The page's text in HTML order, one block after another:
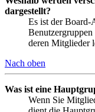
dargestellt?
Es ist der Board-
Benutzergruppen
deren Mitglieder
Nach oben
Was ist eine
Wenn Sie